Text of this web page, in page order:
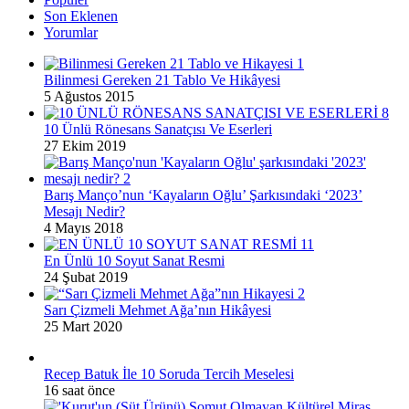
Son Eklenen
Yorumlar
Bilinmesi Gereken 21 Tablo Ve Hikâyesi
5 Ağustos 2015
10 Ünlü Rönesans Sanatçısı Ve Eserleri
27 Ekim 2019
Barış Manço’nun ‘Kayaların Oğlu’ Şarkısındaki ‘2023’
Mesajı Nedir?
4 Mayıs 2018
En Ünlü 10 Soyut Sanat Resmi
24 Şubat 2019
Sarı Çizmeli Mehmet Ağa’nın Hikâyesi
25 Mart 2020
Recep Batuk İle 10 Soruda Tercih Meselesi
16 saat önce